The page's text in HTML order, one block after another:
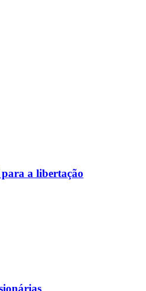
a libertação